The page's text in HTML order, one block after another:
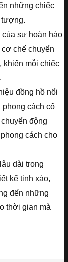
những chiếc
tượng.
sự hoàn hảo
chế chuyển
khiến mỗi chiếc
đồng hồ nổi
phong cách cổ
động
cách cho
dài trong
kế tinh xảo,
đến những
thời gian mà